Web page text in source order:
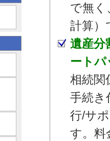
で無く
計算）
遺産分
ートパ
相続関
手続き
行/サ
す。料